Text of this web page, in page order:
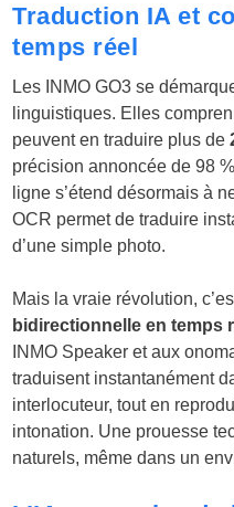
Traduction IA et
temps réel
Les INMO GO3 se
linguistiques. Elles
peuvent en traduire plus de
précision annoncée de 98
ligne s’étend désormais à
OCR permet de traduire
d’une simple photo.
Mais la vraie révolution,
bidirectionnelle en temps
INMO Speaker et aux
traduisent instantanément
interlocuteur, tout en
intonation. Une prouesse
naturels, même dans un